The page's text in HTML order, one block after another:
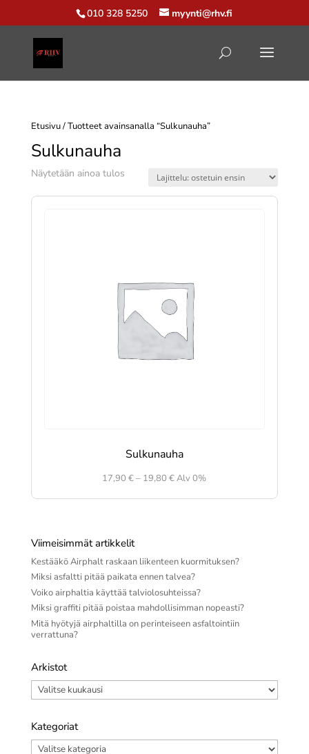
010 328 5250 myynti@rhv.fi
Etusivu/ Tuotteet avainsanalla “Sulkunauha”
Sulkunauha
Näytetään ainoa tulos
Sulkunauha
17,90€– 19,80€Hintaluokka:
Alv 0%
Viimeisimmät artikkelit
Kestääkö Airphalt raskaan liikenteen kuormituksen?
Miksi asfaltti pitää paikata ennen talvea?
Voiko airphaltia käyttää talviolosuhteissa?
Miksi graffiti pitää poistaa mahdollisimman nopeasti?
Mitä hyötyjä airphaltilla on perinteiseen asfaltointiin
verrattuna?
Arkistot
Arkistot
Kategoriat
Kategoriat